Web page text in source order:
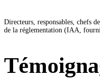
Directeurs, responsables, chefs
de la réglementation (IAA,